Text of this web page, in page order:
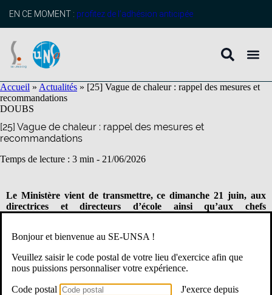
principal
EN CE MOMENT : profitez de l’adhésion anticipée
Accueil » Actualités » [25] Vague de chaleur : rappel des mesures et
recommandations
DOUBS
[25] Vague de chaleur : rappel des mesures et
recommandations
Temps de lecture : 3 min - 21/06/2026
Le Ministère vient de transmettre, ce dimanche 21 juin, aux
directrices et directeurs d’école ainsi qu’aux chefs
La plupart des directeurs et chefs d’établissement ayant signalé
avoir besoin de davantage de lisibilité sur les règles en vigueur
et les préconisations à suivre.
Bonjour et bienvenue au SE-UNSA !
Veuillez saisir le code postal de votre lieu d'exercice afin que
nous puissions personnaliser votre expérience.
Code postal
J'exerce depuis